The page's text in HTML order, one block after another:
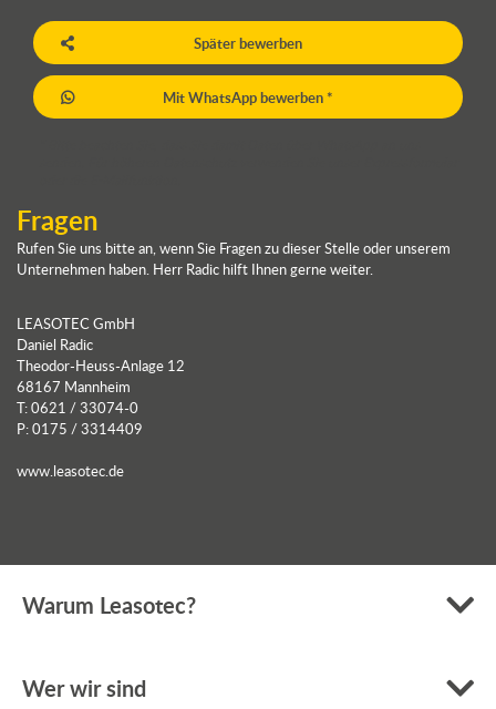
Später bewerben
Mit WhatsApp bewerben *
Fragen
Rufen Sie uns bitte an, wenn Sie Fragen zu dieser Stelle oder unserem
Unternehmen haben. Herr Radic hilft Ihnen gerne weiter.
LEASOTEC GmbH
Daniel Radic
Theodor-Heuss-Anlage 12
68167 Mannheim
T: 0621 / 33074-0
P: 0175 / 3314409
www.leasotec.de
Warum Leasotec?
Wer wir sind